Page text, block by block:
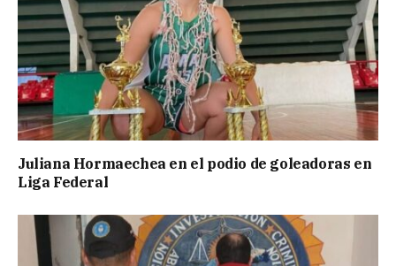
Juliana Hormaechea en el podio de goleadoras en
Liga Federal